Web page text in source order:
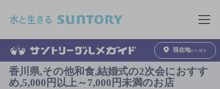
メニュ
現在地から探す
香川県,その他和食,結婚式の2次会におすす
め,5,000円以上～7,000円未満のお店